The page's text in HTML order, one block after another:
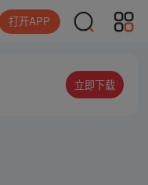
打开APP
立即下载